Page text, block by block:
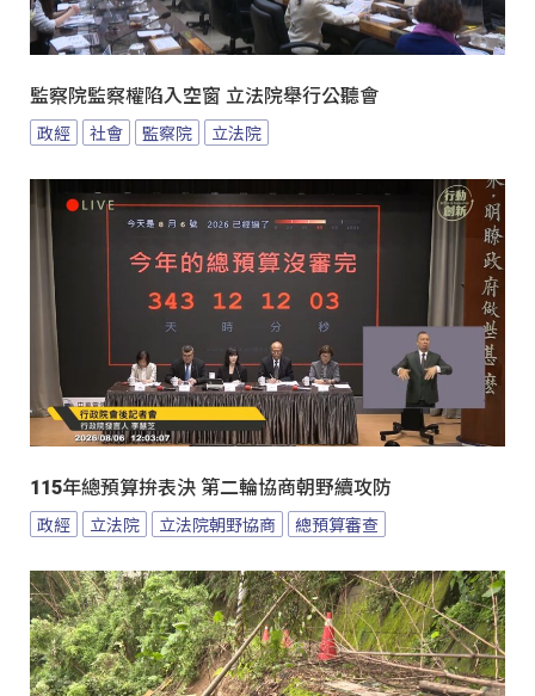
監察院監察權陷入空窗 立法院舉行公聽會
政經 社會 監察院 立法院
115年總預算拚表決 第二輪協商朝野續攻防
政經 立法院 立法院朝野協商 總預算審查